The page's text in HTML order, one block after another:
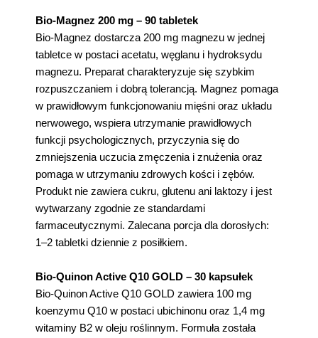
Bio-Magnez 200 mg – 90 tabletek
Bio-Magnez dostarcza 200 mg magnezu w jednej
tabletce w postaci acetatu, węglanu i hydroksydu
magnezu. Preparat charakteryzuje się szybkim
rozpuszczaniem i dobrą tolerancją. Magnez pomaga
w prawidłowym funkcjonowaniu mięśni oraz układu
nerwowego, wspiera utrzymanie prawidłowych
funkcji psychologicznych, przyczynia się do
zmniejszenia uczucia zmęczenia i znużenia oraz
pomaga w utrzymaniu zdrowych kości i zębów.
Produkt nie zawiera cukru, glutenu ani laktozy i jest
wytwarzany zgodnie ze standardami
farmaceutycznymi. Zalecana porcja dla dorosłych:
1–2 tabletki dziennie z posiłkiem.
Bio-Quinon Active Q10 GOLD – 30 kapsułek
Bio-Quinon Active Q10 GOLD zawiera 100 mg
koenzymu Q10 w postaci ubichinonu oraz 1,4 mg
witaminy B2 w oleju roślinnym. Formuła została